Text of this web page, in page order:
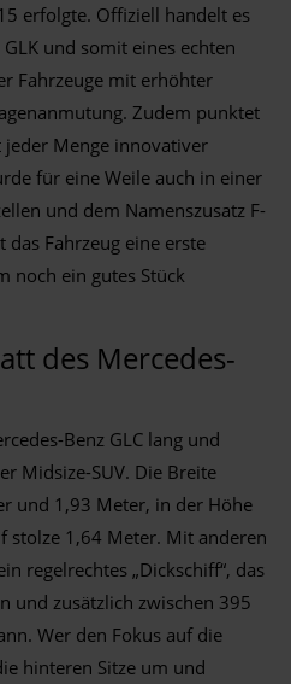
erfolgte. Offiziell handelt es
und somit eines echten
Fahrzeuge mit erhöhter
Zudem punktet
jeder Menge innovativer
für eine Weile auch in einer
und dem Namenszusatz F-
Fahrzeug eine erste
noch ein gutes Stück
des Mercedes-
Benz GLC lang und
Midsize-SUV. Die Breite
und 1,93 Meter, in der Höhe
stolze 1,64 Meter. Mit anderen
regelrechtes „Dickschiff“, das
und zusätzlich zwischen 395
Wer den Fokus auf die
hinteren Sitze um und